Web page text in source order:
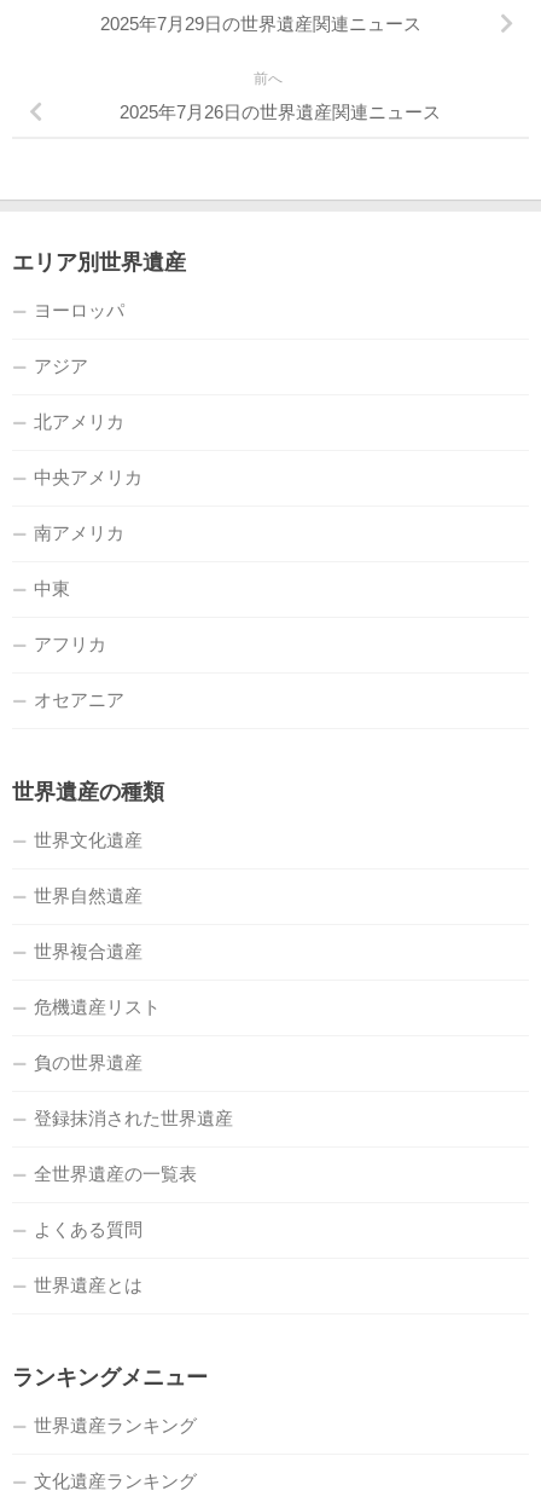
2025年7月29日の世界遺産関連ニュース
前へ
2025年7月26日の世界遺産関連ニュース
エリア別世界遺産
ヨーロッパ
アジア
北アメリカ
中央アメリカ
南アメリカ
中東
アフリカ
オセアニア
世界遺産の種類
世界文化遺産
世界自然遺産
世界複合遺産
危機遺産リスト
負の世界遺産
登録抹消された世界遺産
全世界遺産の一覧表
よくある質問
世界遺産とは
ランキングメニュー
世界遺産ランキング
文化遺産ランキング